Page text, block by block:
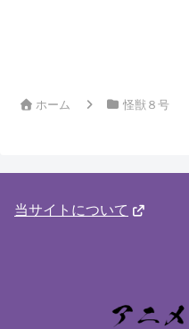
ホーム 怪獣８号
当サイトについて